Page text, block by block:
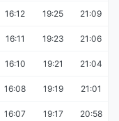
16:12 19:25 21:09
16:11 19:23 21:06
16:10 19:21 21:04
16:08 19:19 21:01
16:07 19:17 20:58